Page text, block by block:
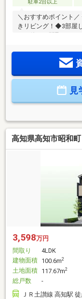
駐車2台以上
＼おすすめポイント／ ◆全居室南向き！◆広々16.0帖の南向
きリビング！◆3部屋
なく使える間取りで
ァミリークローゼッ
内可能です☆☆ご購入
せください！資料請
と皆様のご縁を結ぶ
見
高知県高知市昭和
3,598万円
間取り
4LDK
建物面積 100.6m2
土地面積 117.67m2
総戸数
-
ＪＲ土讃線 高知駅